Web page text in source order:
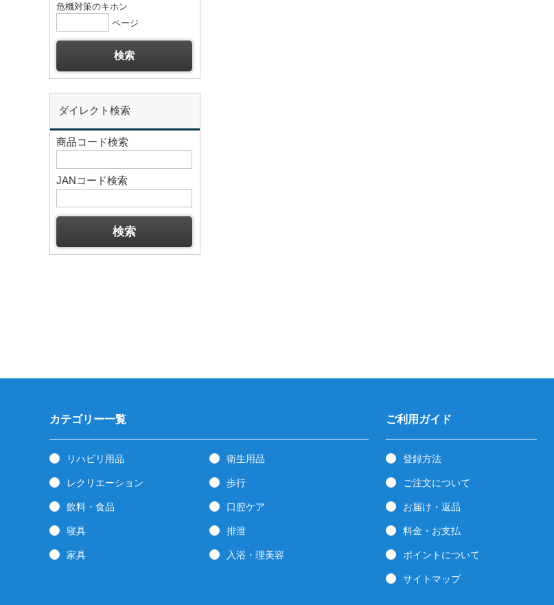
危機対策のキホン
ページ
ダイレクト検索
商品コード検索
JANコード検索
カテゴリー一覧
リハビリ用品 衛生用品
レクリエーション 歩行
飲料・食品 口腔ケア
寝具 排泄
家具 入浴・理美容
ご利用ガイド
登録方法
ご注文について
お届け・返品
料金・お支払
ポイントについて
サイトマップ